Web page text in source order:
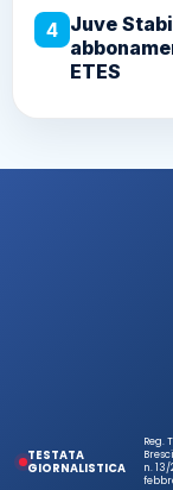
4 Juve
ETES
TESTATA
GIORNALISTICA
Reg.
n. 13/